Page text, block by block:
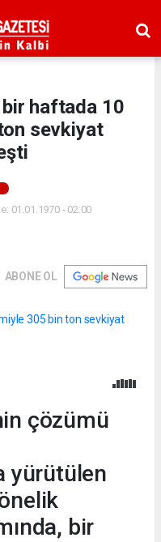
bir haftada 10
sevkiyat
01.01.1970 - 02:00
ABONE OL
çözümü
yürütülen
bir